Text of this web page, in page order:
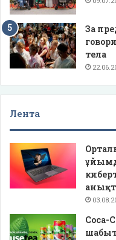
За
тела
Лента
Coca-
шабыт